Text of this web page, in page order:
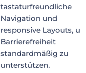
tastaturfreundliche
Navigation und
responsive Layouts,
Barrierefreiheit
standardmäßig zu
unterstützen.